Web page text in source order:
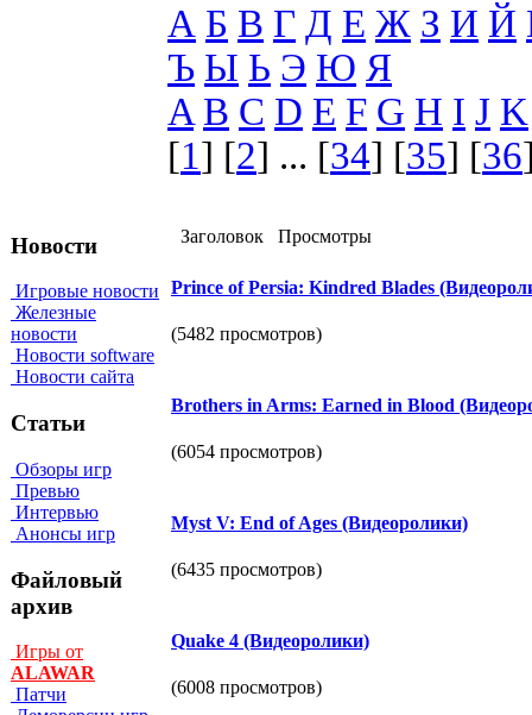
Новости
Игровые новости
Железные
новости
Новости software
Новости сайта
Статьи
Обзоры игр
Превью
Интервью
Анонсы игр
Файловый
архив
Игры от
ALAWAR
Патчи
А Б В Г Д Е Ж З И Й
Ъ Ы Ь Э Ю Я
A B C D E F G H I J K
[1] [2] ... [34] [35] [36
Заголовок Просмотры
Prince of Persia: Kindred Blades
(5482 просмотров)
Brothers in Arms: Earned in Blood
(6054 просмотров)
Myst V: End of Ages (Видеоролики)
(6435 просмотров)
Quake 4 (Видеоролики)
(6008 просмотров)